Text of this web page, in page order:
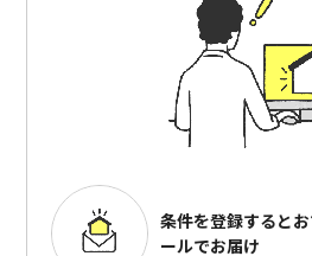
条件を登録すると
ールでお届け